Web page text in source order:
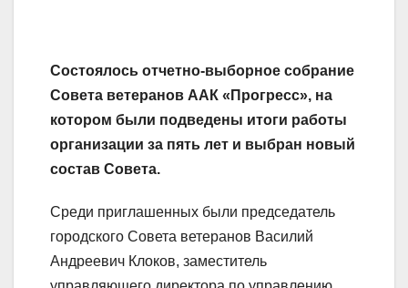
Состоялось отчетно-выборное собрание
Совета ветеранов ААК «Прогресс», на
котором были подведены итоги работы
организации за пять лет и выбран новый
состав Совета.
Среди приглашенных были председатель
городского Совета ветеранов Василий
Андреевич Клоков, заместитель